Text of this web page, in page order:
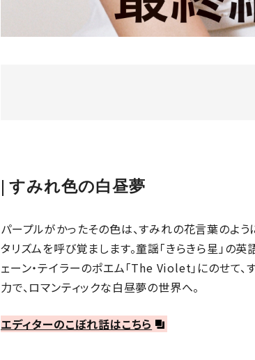
すみれ色の白昼夢
パープルがかったその色は、すみれの花言葉のよ
タリズムを呼び覚まします。童謡「きらきら星」の
ェーン・テイラーのポエム「The Violet」にのせて
力で、ロマンティックな白昼夢の世界へ。
エディターのこぼれ話はこちら